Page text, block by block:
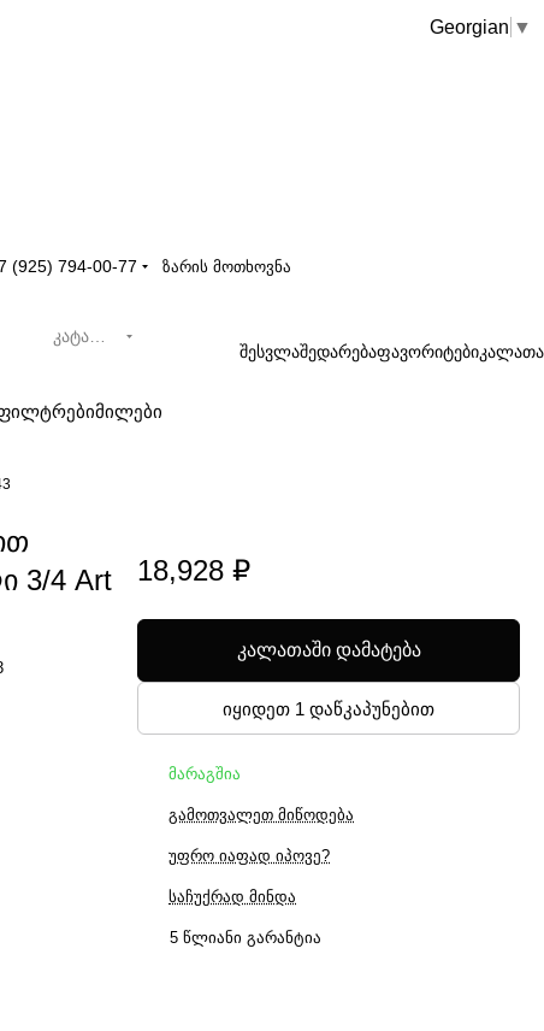
Georgian ▼
(925) 794-00-77 ზარის მოთხოვნა
კატალოგი
შესვლაშედარებაფავორიტებიკალათა
მილები
3/4 Art
18,928 ₽
კალათაში დამატება
იყიდეთ 1 დაწკაპუნებით
მარაგშია
გამოთვალეთ მიწოდება
უფრო იაფად იპოვე?
საჩუქრად მინდა
5 წლიანი გარანტია